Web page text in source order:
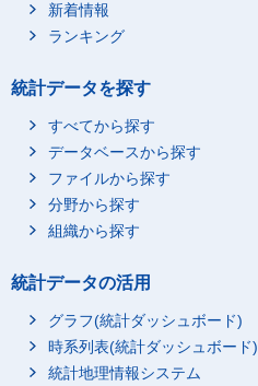
新着情報
ランキング
統計データを探す
すべてから探す
データベースから探す
ファイルから探す
分野から探す
組織から探す
統計データの活用
グラフ(統計ダッシュボード)
時系列表(統計ダッシュボード)
統計地理情報システム